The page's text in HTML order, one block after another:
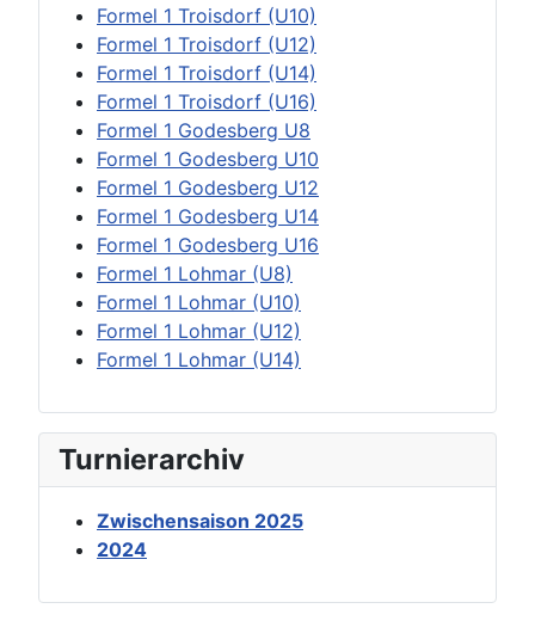
Formel 1 Troisdorf (U10)
Formel 1 Troisdorf (U12)
Formel 1 Troisdorf (U14)
Formel 1 Troisdorf (U16)
Formel 1 Godesberg U8
Formel 1 Godesberg U10
Formel 1 Godesberg U12
Formel 1 Godesberg U14
Formel 1 Godesberg U16
Formel 1 Lohmar (U8)
Formel 1 Lohmar (U10)
Formel 1 Lohmar (U12)
Formel 1 Lohmar (U14)
Turnierarchiv
Zwischensaison 2025
2024